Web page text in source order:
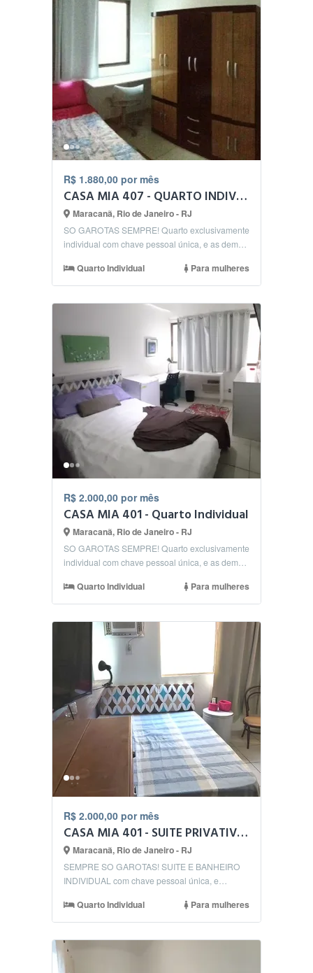
R$ 1.880,00 por mês
CASA MIA 407 - QUARTO INDIVIDUAL3
Maracanã, Rio de Janeiro - RJ
SO GAROTAS SEMPRE! Quarto exclusivamente
individual com chave pessoal única, e as demais
Quarto Individual Para mulheres
R$ 2.000,00 por mês
CASA MIA 401 - Quarto Individual
Maracanã, Rio de Janeiro - RJ
SO GAROTAS SEMPRE! Quarto exclusivamente
individual com chave pessoal única, e as demais
Quarto Individual Para mulheres
R$ 2.000,00 por mês
CASA MIA 401 - SUITE PRIVATIVA 4
Maracanã, Rio de Janeiro - RJ
SEMPRE SO GAROTAS! SUITE E BANHEIRO
INDIVIDUAL com chave pessoal única, e
Quarto Individual Para mulheres